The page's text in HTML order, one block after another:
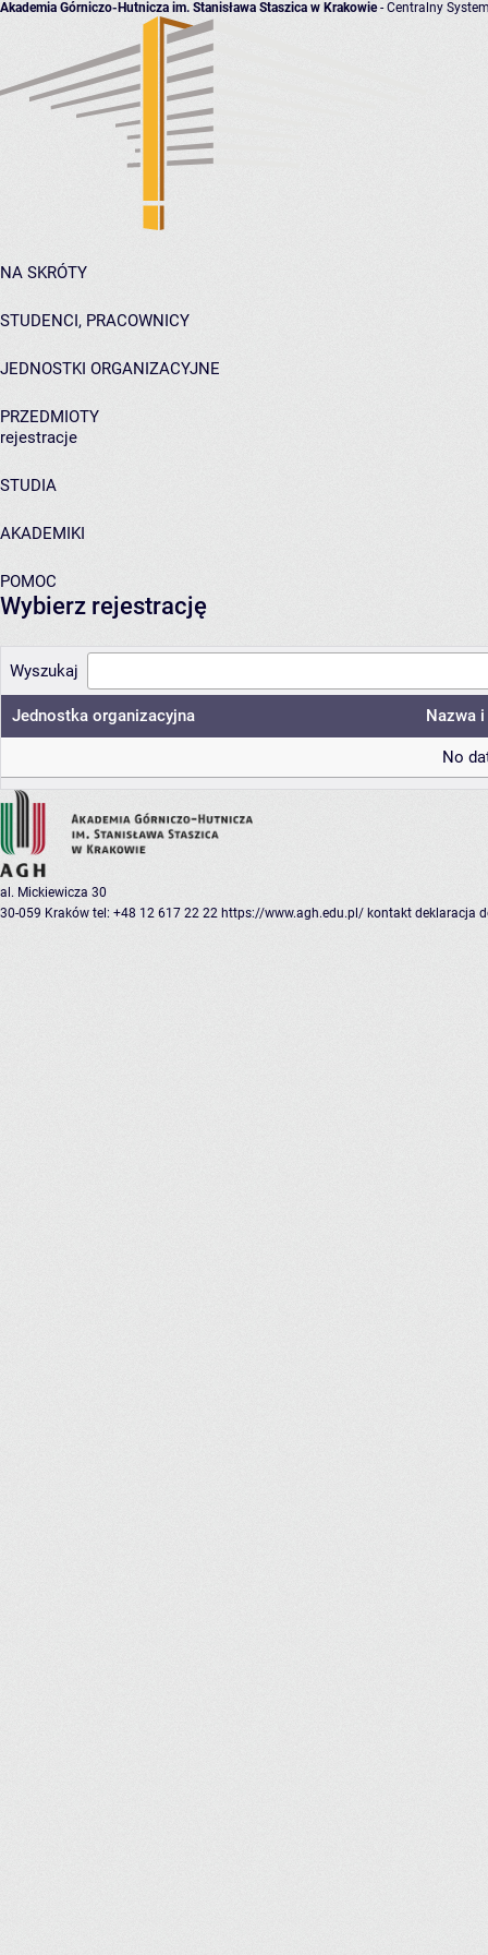
Akademia Górniczo-Hutnicza im. Stanisława Staszica w Krakowie- Centralny
NA SKRÓTY
STUDENCI, PRACOWNICY
JEDNOSTKI ORGANIZACYJNE
PRZEDMIOTY
rejestracje
STUDIA
AKADEMIKI
POMOC
Wybierz rejestrację
Wyszukaj
Jednostka organizacyjna Nazwa
No
al. Mickiewicza 30
30-059 Kraków tel: +48 12 617 22 22 https://www.agh.edu.pl/ kontakt deklaracja